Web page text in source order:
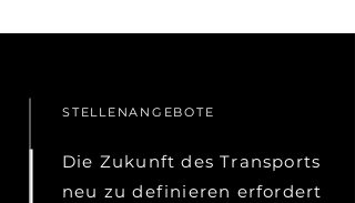
STELLENANGEBOTE
Die Zukunft des Transports
neu zu definieren erfordert